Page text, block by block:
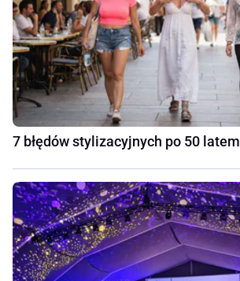
7 błędów stylizacyjnych po 50 latem